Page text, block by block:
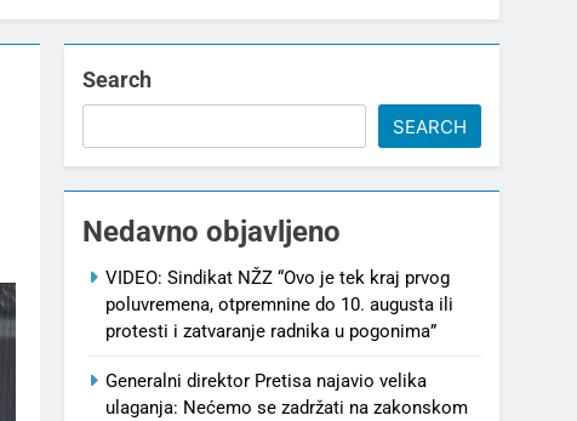
Search
SEARCH
Nedavno objavljeno
VIDEO: Sindikat NŽZ “Ovo je tek kraj prvog
poluvremena, otpremnine do 10. augusta ili
protesti i zatvaranje radnika u pogonima”
Generalni direktor Pretisa najavio velika
ulaganja: Nećemo se zadržati na zakonskom